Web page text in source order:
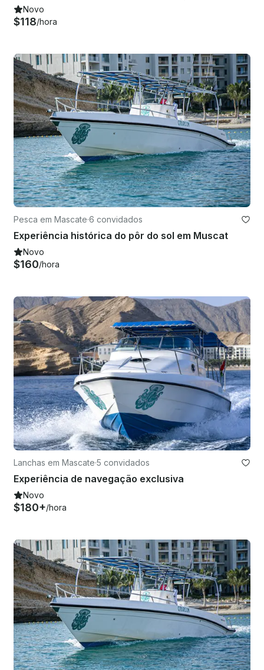
Novo
$118/hora
Pesca em Mascate·6 convidados
Experiência histórica do pôr do sol em Muscat
Novo
$160/hora
Lanchas em Mascate·5 convidados
Experiência de navegação exclusiva
Novo
$180+/hora